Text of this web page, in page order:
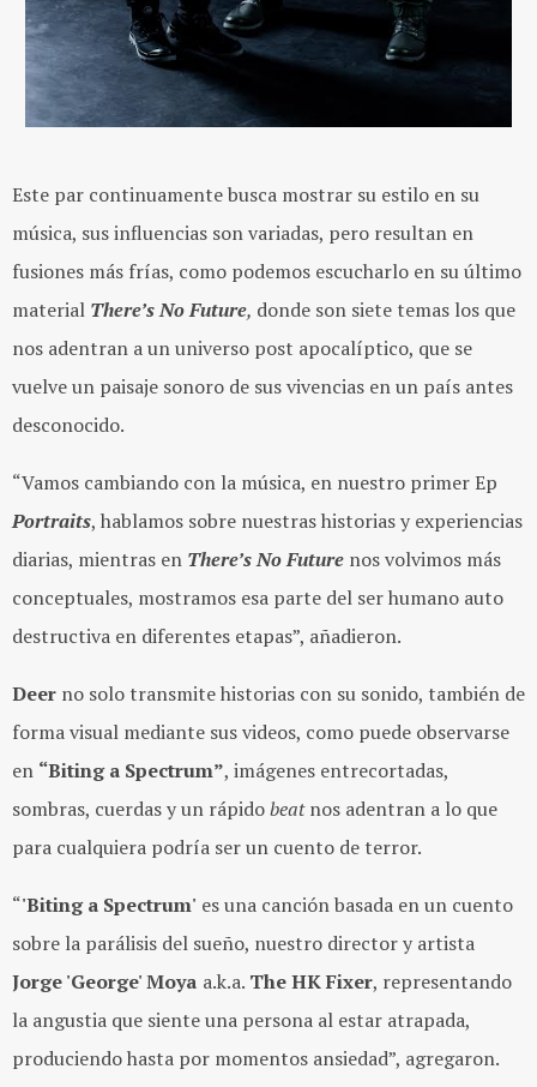
Este par continuamente busca mostrar su estilo en su
música, sus influencias son variadas, pero resultan en
fusiones más frías, como podemos escucharlo en su último
material There’s No Future, donde son siete temas los que
nos adentran a un universo post apocalíptico, que se
vuelve un paisaje sonoro de sus vivencias en un país antes
desconocido.
“Vamos cambiando con la música, en nuestro primer Ep
Portraits, hablamos sobre nuestras historias y experiencias
diarias, mientras en There’s No Future nos volvimos más
conceptuales, mostramos esa parte del ser humano auto
destructiva en diferentes etapas”, añadieron.
Deer no solo transmite historias con su sonido, también de
forma visual mediante sus videos, como puede observarse
en “Biting a Spectrum”, imágenes entrecortadas,
sombras, cuerdas y un rápidobeatnos adentran a lo que
para cualquiera podría ser un cuento de terror.
“'Biting a Spectrum' es una canción basada en un cuento
sobre la parálisis del sueño, nuestro director y artista
Jorge 'George' Moya a.k.a. The HK Fixer, representando
la angustia que siente una persona al estar atrapada,
produciendo hasta por momentos ansiedad”, agregaron.